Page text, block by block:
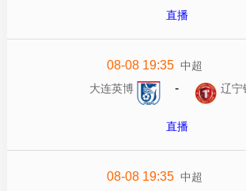
直播
08-08 19:35 中超
大连英博
- 辽宁
直播
08-08 19:35 中超